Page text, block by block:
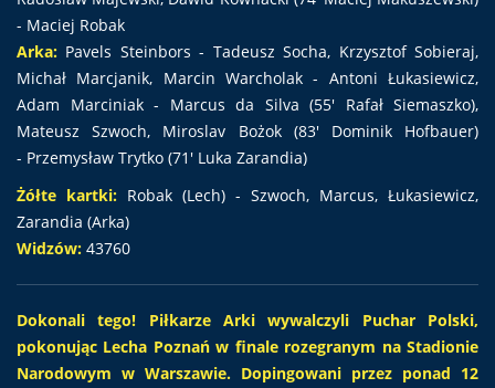
- Maciej Robak
Arka: Pavels Steinbors - Tadeusz Socha, Krzysztof Sobieraj,
Michał Marcjanik, Marcin Warcholak - Antoni Łukasiewicz,
Adam Marciniak - Marcus da Silva (55' Rafał Siemaszko),
Mateusz Szwoch, Miroslav Bożok (83' Dominik Hofbauer)
- Przemysław Trytko (71' Luka Zarandia)
Żółte kartki: Robak (Lech) - Szwoch, Marcus, Łukasiewicz,
Zarandia (Arka)
Widzów: 43760
Dokonali tego! Piłkarze Arki wywalczyli Puchar Polski,
pokonując Lecha Poznań w finale rozegranym na Stadionie
Narodowym w Warszawie. Dopingowani przez ponad 12